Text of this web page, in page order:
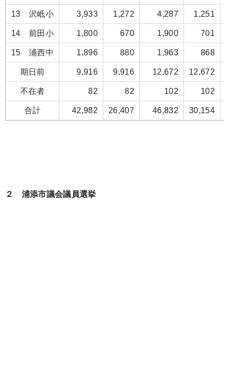
13 沢岻小 3,933 1,272 4,287 1,251
14 前田小 1,800 670 1,900 701
15 浦西中 1,896 880 1,963 868
期日前 9,916 9,916 12,672 12,672
不在者 82 82 102 102
合計 42,982 26,407 46,832 30,154
２ 浦添市議会議員選挙